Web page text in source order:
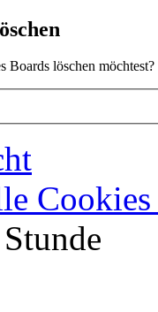
Boards löschen möchtest?
Cookies